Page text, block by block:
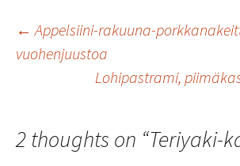
o
k
er
l
p
p
e
Artikkelien
selaus
← Appelsiini-rakuuna-
vuohenjuustoa
Lohipastrami,
2 thoughts on “Teriyaki-